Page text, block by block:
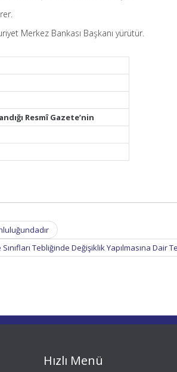
Merkez Bankası Başkanı yürütür.
Resmî Gazete’nin
Tebliğinde Değişiklik Yapılmasına Dair
Hızlı Menü